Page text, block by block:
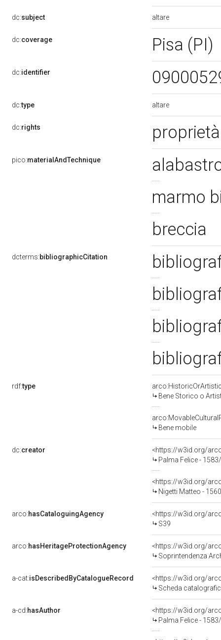
dc:subject altare
dc:coverage Pisa (PI)
dc:identifier
dc:type altare
dc:rights
pico:materialAndTechnique
marmo
breccia
dcterms:bibliographicCitation
rdf:type
Bene Storico o
Bene mobile
dc:creator
<https://w3id.org/
Palma Felice -
<https://w3id.org/
Nigetti Matteo -
arco:hasCataloguingAgency
<https://w3id.org/
S39
arco:hasHeritageProtectionAgency
<https://w3id.org/
Soprintendenza
a-cat:isDescribedByCatalogueRecord
<https://w3id.org/
Scheda
a-cd:hasAuthor
<https://w3id.org/
Palma Felice -